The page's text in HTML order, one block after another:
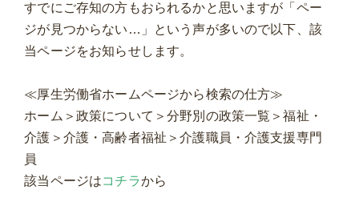
すでにご存知の方もおられるかと思いますが「ペー
ジが見つからない…」という声が多いので以下、該
当ページをお知らせします。
≪厚生労働省ホームページから検索の仕方≫
ホーム＞政策について＞分野別の政策一覧＞福祉・
介護＞介護・高齢者福祉＞介護職員・介護支援専門
員
該当ページはコチラから